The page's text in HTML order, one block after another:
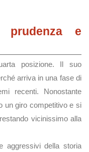
prudenza e
posizione. Il suo
arriva in una fase di
recenti. Nonostante
un giro competitivo e si
vicinissimo alla
aggressivi della storia